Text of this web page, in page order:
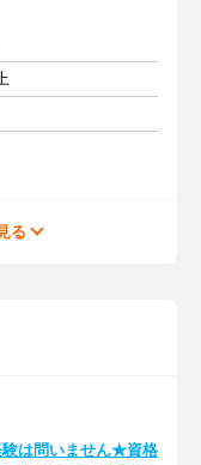
る
験は問いません★資格